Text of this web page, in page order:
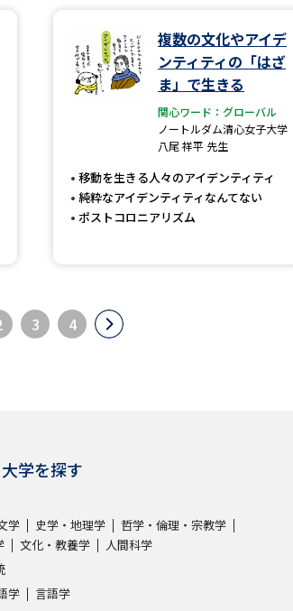
情報リンク
複数の文化やアイデ
ンティティの「はざ
ま」で生きる
関心ワード：グローバル
ノートルダム清心女子大学
八尾 祥平 先生
移動を生きる人々のアイデンティティ
純粋なアイデンティティなんてない
ポストコロニアリズム
3 4
学を探す
学 史学・地理学
哲学・倫理・宗教学
文化・教養学 人間科学
学 言語学